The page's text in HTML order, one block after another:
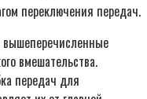
переключения передач.
вмешательства.
передач для